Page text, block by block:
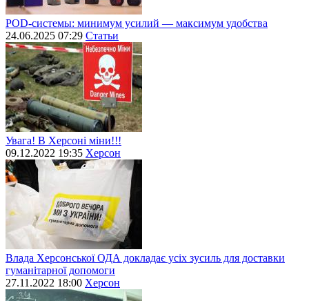
POD-системы: минимум усилий — максимум удобства
24.06.2025 07:29 Статьи
Увага! В Херсоні міни!!!
09.12.2022 19:35 Херсон
Влада Херсонської ОДА докладає усіх зусиль для доставки
гуманітарної допомоги
27.11.2022 18:00 Херсон